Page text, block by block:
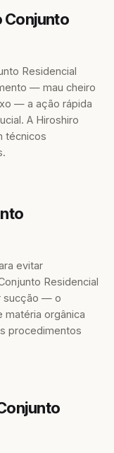
Conjunto
Residencial
— mau cheiro
— a ação rápida
A Hiroshiro
técnicos
evitar
Residencial
sucção — o
orgânica
procedimentos